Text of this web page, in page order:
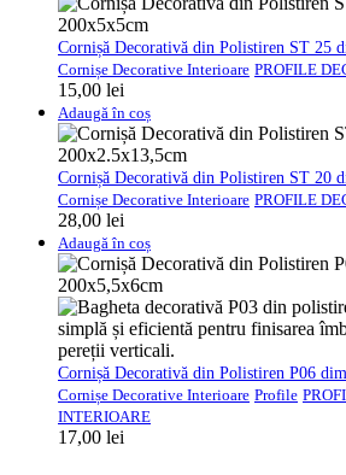
Cornișă Decorativă din Polistiren ST 25
Cornișe Decorative Interioare PROFILE
15,00 lei
Adaugă în coș
Cornișă Decorativă din Polistiren ST 20
Cornișe Decorative Interioare PROFILE
28,00 lei
Adaugă în coș
Cornișă Decorativă din Polistiren P06
Cornișe Decorative Interioare Profile
INTERIOARE
17,00 lei